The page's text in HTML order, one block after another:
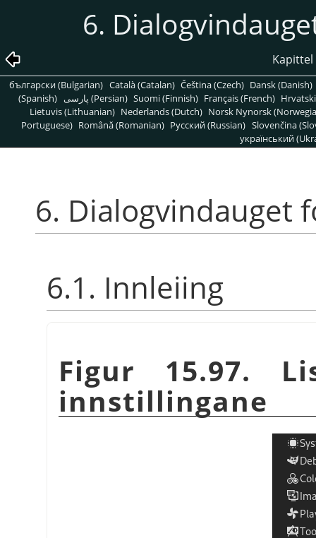
6.
Kapittel
български (Bulgarian) Català (Catalan) Čeština (Czech) Dansk (Danish)
(Spanish)
پارسی (Persian) Suomi (Finnish) Français (French)
Lietuvis (Lithuanian) Nederlands (Dutch) Norsk Nynorsk
Portuguese) Română (Romanian) Pусский (Russian) Slovenčina
український
6. Dialogvindauget
6.1. Innleiing
Figur 15.97.
innstillingane